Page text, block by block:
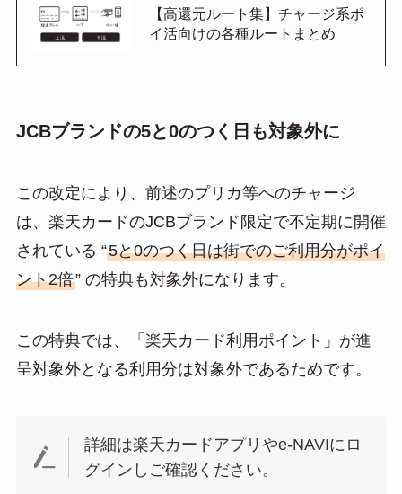
【高還元ルート集】チャージ系ポ
イ活向けの各種ルートまとめ
JCBブランドの5と0のつく日も対象外に
この改定により、前述のプリカ等へのチャージ
は、楽天カードのJCBブランド限定で不定期に開催
されている “5と0のつく日は街でのご利用分がポイ
ント2倍” の特典も対象外になります。
この特典では、「楽天カード利用ポイント」が進
呈対象外となる利用分は対象外であるためです。
詳細は楽天カードアプリやe-NAVIにロ
グインしご確認ください。